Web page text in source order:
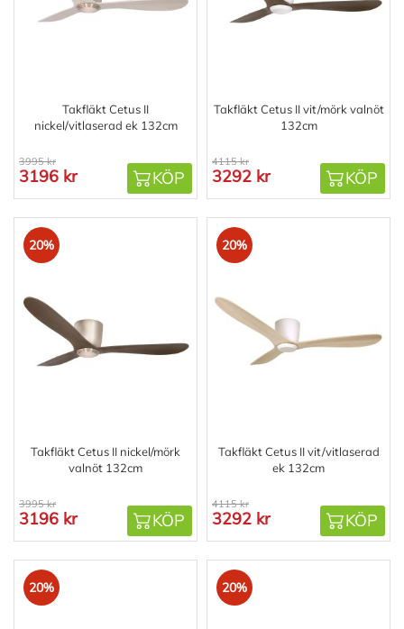
Takfläkt Cetus II
nickel/vitlaserad ek 132cm
3995 kr
3196 kr KÖP
Takfläkt Cetus II vit/mörk valnöt
132cm
4115 kr
3292 kr KÖP
20%
Takfläkt Cetus II nickel/mörk
valnöt 132cm
3995 kr
3196 kr KÖP
20%
Takfläkt Cetus II vit/vitlaserad
ek 132cm
4115 kr
3292 kr KÖP
20% 20%